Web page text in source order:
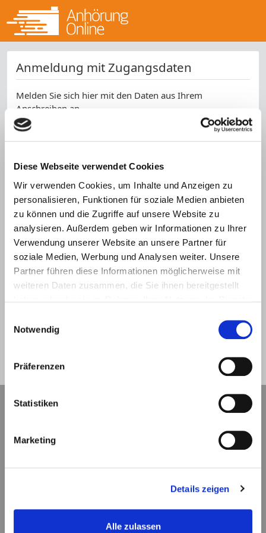
Diese Webseite verwendet Cookies
Wir verwenden Cookies, um Inhalte und Anzeigen zu
personalisieren, Funktionen für soziale Medien anbieten
zu können und die Zugriffe auf unsere Website zu
analysieren. Außerdem geben wir Informationen zu Ihrer
Verwendung unserer Website an unsere Partner für
soziale Medien, Werbung und Analysen weiter. Unsere
Partner führen diese Informationen möglicherweise mit
weiteren Daten zusammen, die Sie ihnen bereitgestellt
Notwendig
Präferenzen
Statistiken
Marketing
Details zeigen
Alle zulassen
Anmeldung mit Zugangsdaten
Melden Sie sich hier mit den Daten aus Ihrem
Anschreiben an.
Aktenzeichen *
Kennwort *
SPAM-Schutz *
Anmelden
Abbrechen
Datenschutz